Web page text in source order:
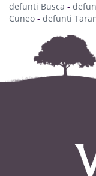
defunti Busca -
Cuneo - defunti